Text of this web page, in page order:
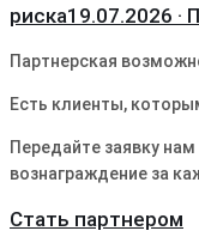
риска19.07.2026 ·
Партнерская
Есть клиенты,
Передайте заявку
вознаграждение за
Стать партнером